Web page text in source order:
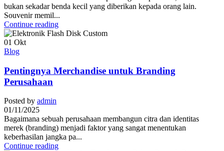
bukan sekadar benda kecil yang diberikan kepada orang lain.
Souvenir memil...
Continue reading
01 Okt
Blog
Pentingnya Merchandise untuk Branding
Perusahaan
Posted by admin
01/11/2025
Bagaimana sebuah perusahaan membangun citra dan identitas
merek (branding) menjadi faktor yang sangat menentukan
keberhasilan jangka pa...
Continue reading